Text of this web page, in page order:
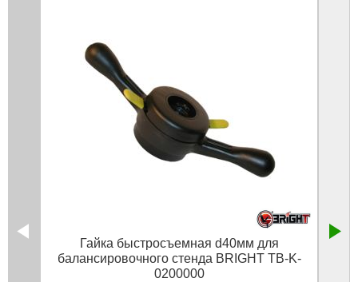
Гайка быстросъемная d40мм для
балансировочного стенда BRIGHT TB-K-
0200000